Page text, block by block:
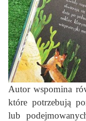
Autor wspomina
które potrzebują
lub